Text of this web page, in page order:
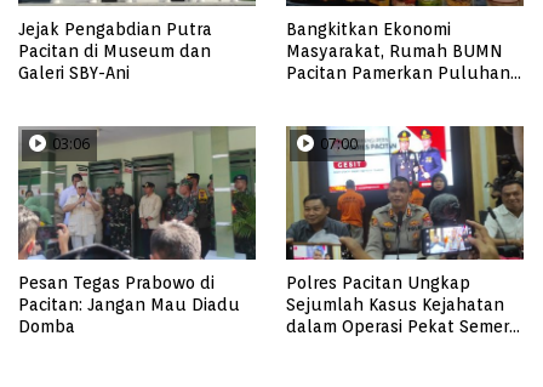
Jejak Pengabdian Putra
Pacitan di Museum dan
Galeri SBY-Ani
Bangkitkan Ekonomi
Masyarakat, Rumah BUMN
Pacitan Pamerkan Puluhan
03:06
Pesan Tegas Prabowo di
Pacitan: Jangan Mau Diadu
Domba
07:00
Polres Pacitan Ungkap
Sejumlah Kasus Kejahatan
dalam Operasi Pekat Semeru